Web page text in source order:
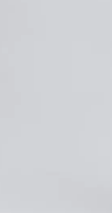
e
pela IAT –
of
de